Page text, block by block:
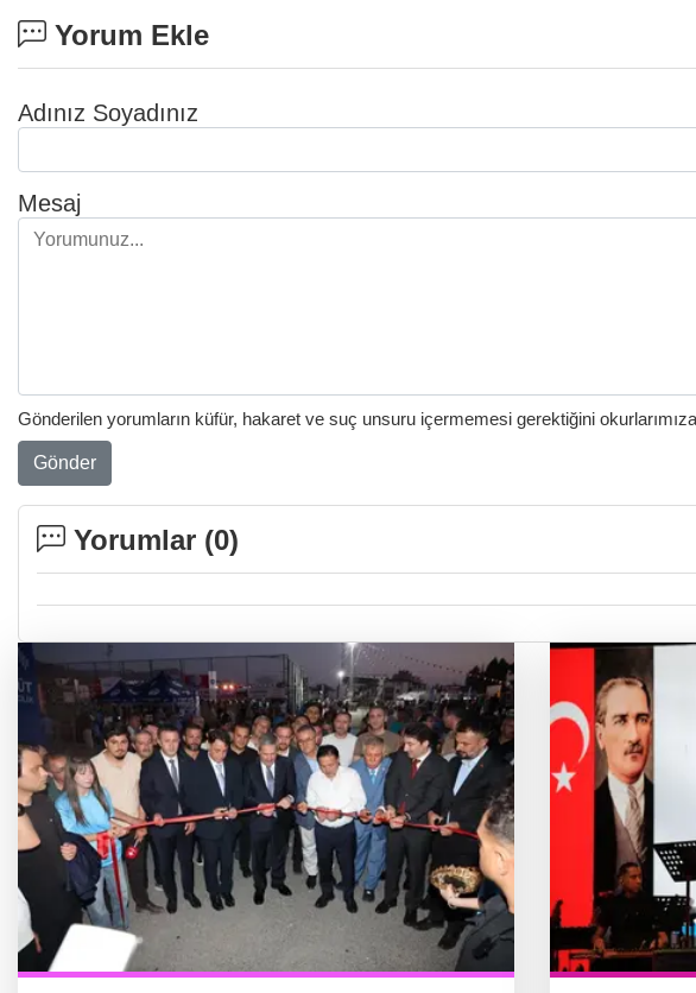
Yorum Ekle
Adınız Soyadınız
Mesaj
Gönderilen yorumların küfür, hakaret ve suç unsuru içermemesi gerektiğini okurlarımıza
Gönder
Yorumlar (0)